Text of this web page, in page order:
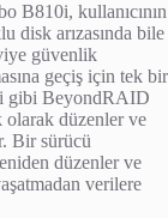
B810i, kullanıcının
disk arızasında bile
güvenlik
geçiş için tek bir
gibi BeyondRAID
olarak düzenler ve
Bir sürücü
düzenler ve
verilere